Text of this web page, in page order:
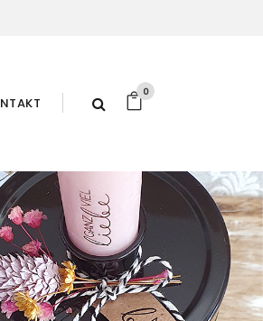
0